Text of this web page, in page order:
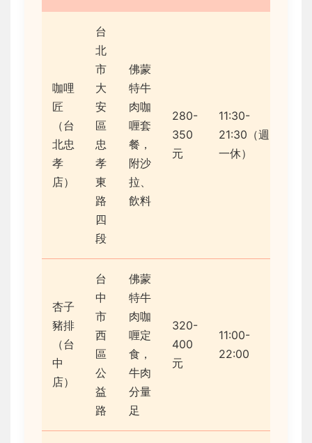
咖哩
匠
（台
北忠
孝
店）
台
北
市
大
安
區
忠
孝
東
路
四
段
佛蒙
特牛
肉咖
喱套
餐，
附沙
拉、
飲料
280-
350
元
11:30-
21:30（週
一休）
杏子
豬排
（台
中
店）
台
中
市
西
區
公
益
路
佛蒙
特牛
肉咖
喱定
食，
牛肉
分量
足
320-
400
元
11:00-
22:00